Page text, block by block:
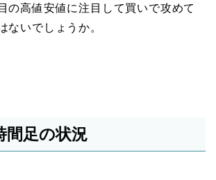
の高値安値に注目して買いで攻めて
ないでしょうか。
間足の状況